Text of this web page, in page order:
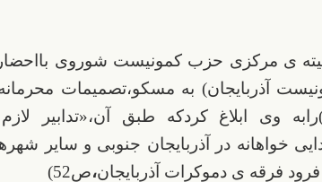
ژوئیه 1945کمیته ی مرکزی حزب کمونیست شوروی
آذربایجان) به مسکو،تصمیمات
وی ابلاغ کردکه طبق آن،«تدابیر
خواهانه در آذربایجان جنوبی و سایر
فرقه ی دموکرات آذربایجان،ص52)